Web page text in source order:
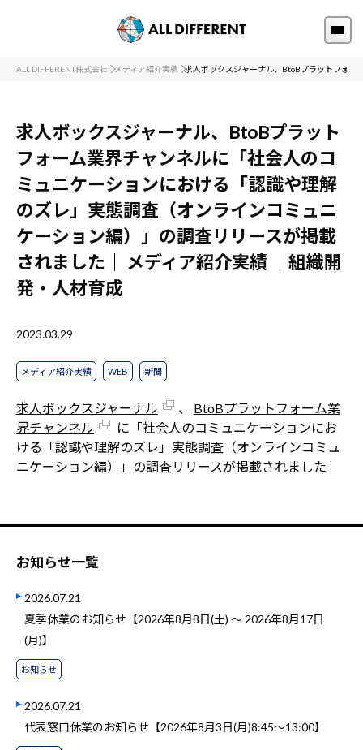
ALL DIFFERENT株式会社 メディア紹介実績 求人ボックスジャーナル、BtoBプラットフォー
求人ボックスジャーナル、BtoBプラット
フォーム業界チャンネルに「社会人のコ
ミュニケーションにおける「認識や理解
のズレ」実態調査（オンラインコミュニ
ケーション編）」の調査リリースが掲載
されました｜ メディア紹介実績
｜組織開
発・人材育成
2023.03.29
メディア紹介実績 WEB 新聞
求人ボックスジャーナル 、 BtoBプラットフォーム業
界チャンネル
に「社会人のコミュニケーションにお
ける「認識や理解のズレ」実態調査（オンラインコミュ
ニケーション編）」の調査リリースが掲載されました
お知らせ一覧
2026.07.21
夏季休業のお知らせ【2026年8月8日(土) ～ 2026年8月17日
(月)】
お知らせ
2026.07.21
代表窓口休業のお知らせ【2026年8月3日(月)8:45～13:00】